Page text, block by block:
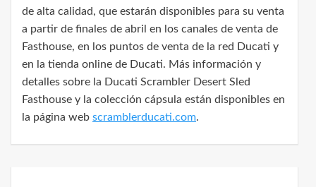
de alta calidad, que estarán disponibles para su venta
a partir de finales de abril en los canales de venta de
Fasthouse, en los puntos de venta de la red Ducati y
en la tienda online de Ducati. Más información y
detalles sobre la Ducati Scrambler Desert Sled
Fasthouse y la colección cápsula están disponibles en
la página web scramblerducati.com.